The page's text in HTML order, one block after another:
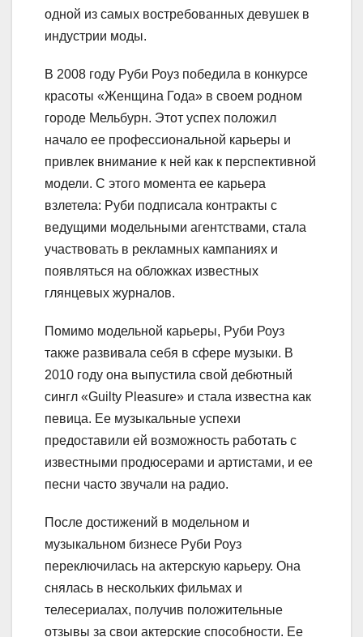
одной из самых востребованных девушек в
индустрии моды.
В 2008 году Руби Роуз победила в конкурсе
красоты «Женщина Года» в своем родном
городе Мельбурн. Этот успех положил
начало ее профессиональной карьеры и
привлек внимание к ней как к перспективной
модели. С этого момента ее карьера
взлетела: Руби подписала контракты с
ведущими модельными агентствами, стала
участвовать в рекламных кампаниях и
появляться на обложках известных
глянцевых журналов.
Помимо модельной карьеры, Руби Роуз
также развивала себя в сфере музыки. В
2010 году она выпустила свой дебютный
сингл «Guilty Pleasure» и стала известна как
певица. Ее музыкальные успехи
предоставили ей возможность работать с
известными продюсерами и артистами, и ее
песни часто звучали на радио.
После достижений в модельном и
музыкальном бизнесе Руби Роуз
переключилась на актерскую карьеру. Она
снялась в нескольких фильмах и
телесериалах, получив положительные
отзывы за свои актерские способности. Ее